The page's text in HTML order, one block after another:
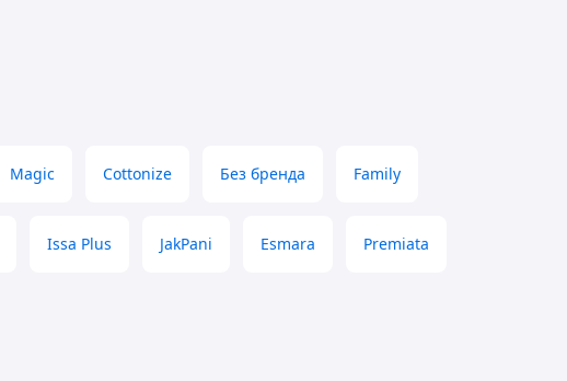
Magic Cottonize Без бренда Family
Issa Plus JakPani Esmara Premiata